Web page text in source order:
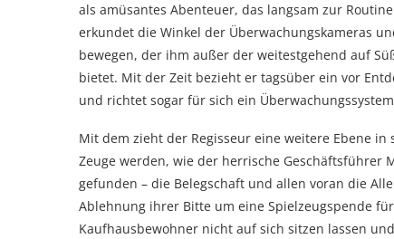
als amüsantes Abenteuer, das langsam zur
erkundet die Winkel der Überwachungskameras
bewegen, der ihm außer der weitestgehend auf
bietet. Mit der Zeit bezieht er tagsüber ein vor
und richtet sogar für sich ein
Mit dem zieht der Regisseur eine weitere Ebene
Zeuge werden, wie der herrische Geschäftsführer
gefunden – die Belegschaft und allen voran die
Ablehnung ihrer Bitte um eine Spielzeugspende
Kaufhausbewohner nicht auf sich sitzen lassen